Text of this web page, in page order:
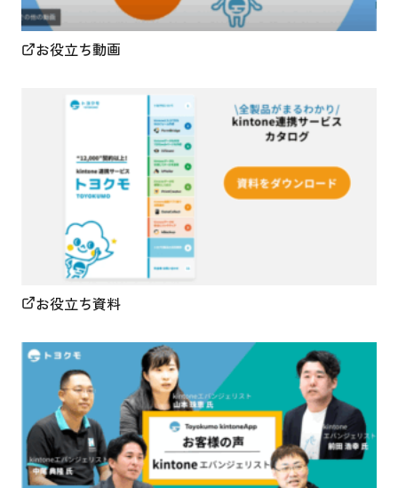
お役立ち動画
お役立ち資料